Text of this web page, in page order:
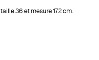
36 et mesure 172 cm.